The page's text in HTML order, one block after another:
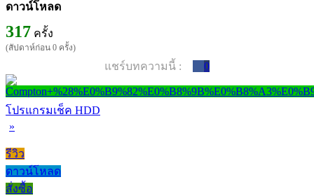
ดาวน์โหลด
317 ครั้ง
(สัปดาห์ก่อน 0 ครั้ง)
แชร์บทความนี้ : 0
โปรแกรมเช็ค HDD
»
รีวิว
ดาวน์โหลด
สั่งซื้อ